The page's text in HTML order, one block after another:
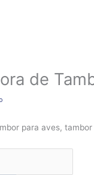
de
para aves,